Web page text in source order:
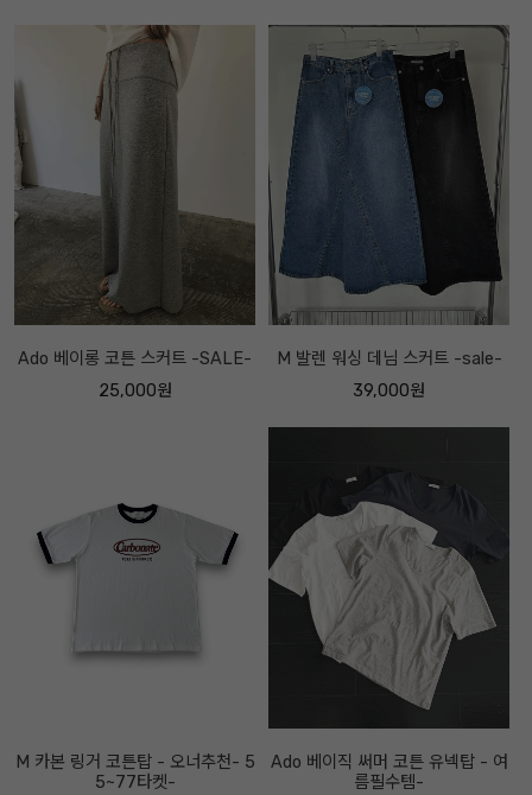
Ado 베이롱 코튼 스커트 -SALE-
25,000원
M 발렌 워싱 데님 스커트 -sale-
39,000원
M 카본 링거 코튼탑 - 오너추천- 5
5~77타켓-
Ado 베이직 써머 코튼 유넥탑 - 여
름필수템-